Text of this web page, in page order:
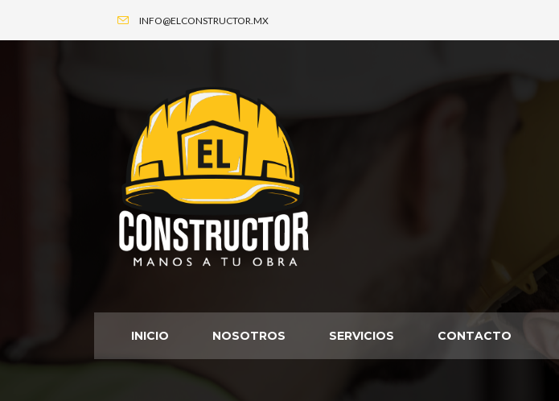
INFO@ELCONSTRUCTOR.MX
INICIO NOSOTROS SERVICIOS CONTACTO